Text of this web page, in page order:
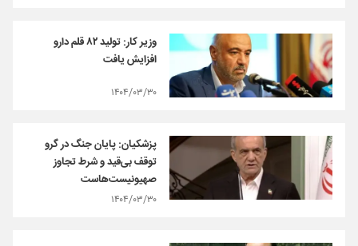
وزیر کار: تولید ۸۲ قلم دارو
افزایش یافت
۱۴۰۴/۰۳/۳۰
پزشکیان: پایان جنگ در گرو
توقف بی‌قید و شرط تجاوز
صهیونیست‌هاست
۱۴۰۴/۰۳/۳۰